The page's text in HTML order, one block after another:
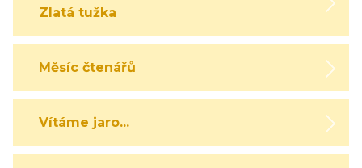
Zlatá tužka
Měsíc čtenářů
Vítáme jaro...